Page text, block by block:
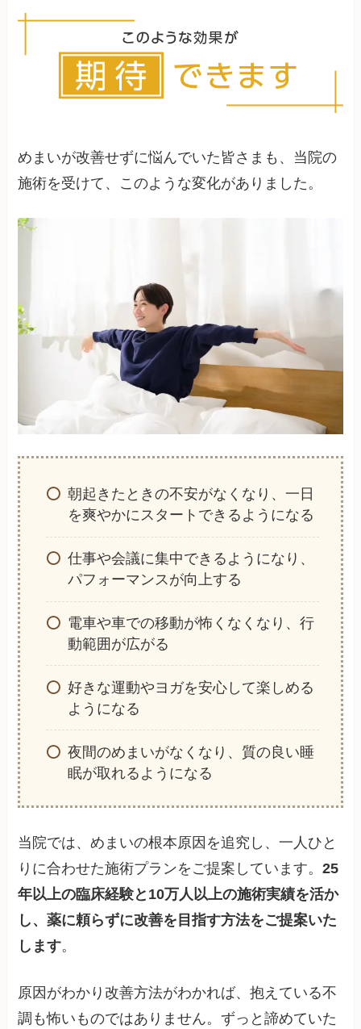
のある食品が有効とされています。また、塩分の
過剰摂取は避け、適度な水分補給を心がけること
が大切です。
めまいが改善せずに悩んでいた皆さまも、当院の
施術を受けて、このような変化がありました。
朝起きたときの不安がなくなり、一日
を爽やかにスタートできるようになる
仕事や会議に集中できるようになり、
パフォーマンスが向上する
電車や車での移動が怖くなくなり、行
動範囲が広がる
好きな運動やヨガを安心して楽しめる
ようになる
夜間のめまいがなくなり、質の良い睡
眠が取れるようになる
当院では、めまいの根本原因を追究し、一人ひと
りに合わせた施術プランをご提案しています。25
年以上の臨床経験と10万人以上の施術実績を活か
し、薬に頼らずに改善を目指す方法をご提案いた
します。
原因がわかり改善方法がわかれば、抱えている不
調も怖いものではありません。ずっと諦めていた